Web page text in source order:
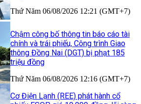
Thứ Năm 06/08/2026 12:21 (GMT+7)
Chậm công bố thông tin báo cáo tài
chính và trái phiếu, Công trình Giao
thông Đồng Nai (DGT) bị phạt 185
triệu đồng
Thứ Năm 06/08/2026 12:16 (GMT+7)
Cơ Điện Lạnh (REE) phát hành cổ